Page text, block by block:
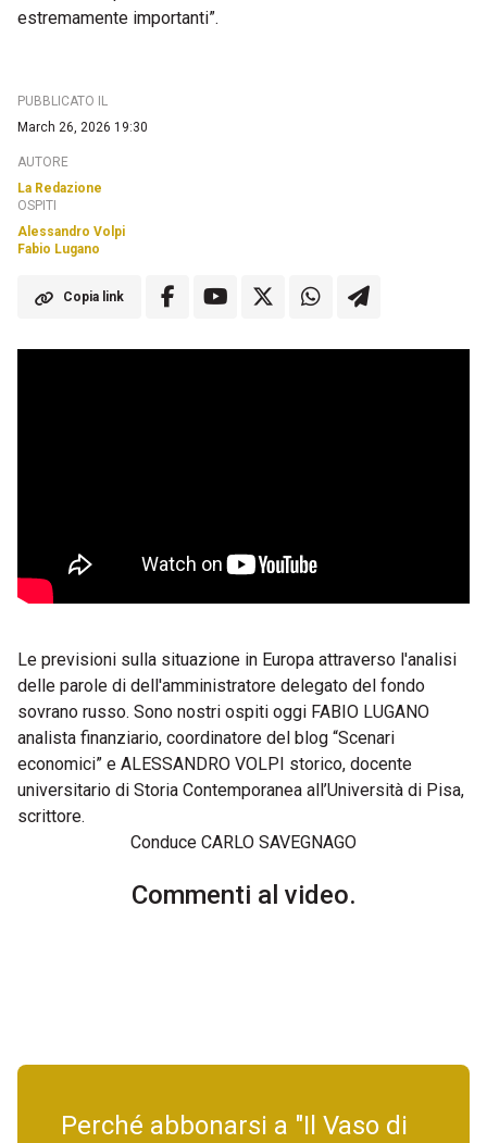
estremamente importanti”.
PUBBLICATO IL
March 26, 2026 19:30
AUTORE
La Redazione
OSPITI
Alessandro Volpi
Fabio Lugano
Copia link
Le previsioni sulla situazione in Europa attraverso l'analisi
delle parole di dell'amministratore delegato del fondo
sovrano russo. Sono nostri ospiti oggi FABIO LUGANO
analista finanziario, coordinatore del blog “Scenari
economici” e ALESSANDRO VOLPI storico, docente
universitario di Storia Contemporanea all’Università di Pisa,
scrittore.
Conduce CARLO SAVEGNAGO
Commenti al video.
Perché abbonarsi a "Il Vaso di